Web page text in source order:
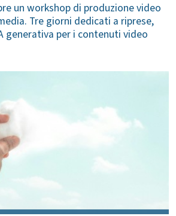
un workshop di produzione video
Tre giorni dedicati a riprese,
generativa per i contenuti video